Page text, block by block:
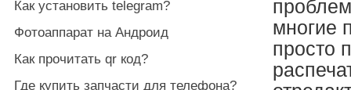
многие
просто
Как установить telegram?
Фотоаппарат на Андроид
Как прочитать qr код?
Где купить запчасти для телефона?